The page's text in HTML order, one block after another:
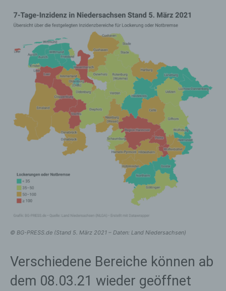
© BG-PRESS.de (Stand 5. März 2021 – Daten: Land Niedersachsen)
Verschiedene Bereiche können ab
dem 08.03.21 wieder geöffnet